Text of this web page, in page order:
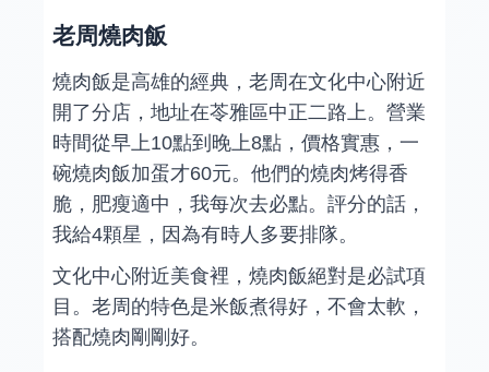
老周燒肉飯
燒肉飯是高雄的經典，老周在文化中心附近
開了分店，地址在苓雅區中正二路上。營業
時間從早上10點到晚上8點，價格實惠，一
碗燒肉飯加蛋才60元。他們的燒肉烤得香
脆，肥瘦適中，我每次去必點。評分的話，
我給4顆星，因為有時人多要排隊。
文化中心附近美食裡，燒肉飯絕對是必試項
目。老周的特色是米飯煮得好，不會太軟，
搭配燒肉剛剛好。